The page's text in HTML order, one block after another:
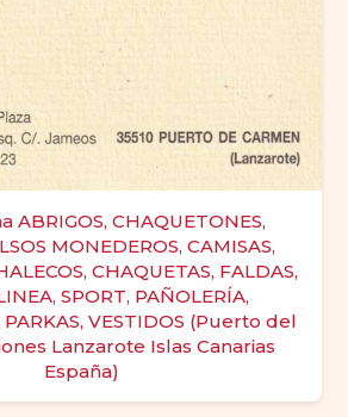
ABRIGOS, CHAQUETONES,
MONEDEROS, CAMISAS,
CHAQUETAS, FALDAS,
SPORT, PAÑOLERÍA,
PARKAS, VESTIDOS (Puerto del
Lanzarote Islas Canarias
España)